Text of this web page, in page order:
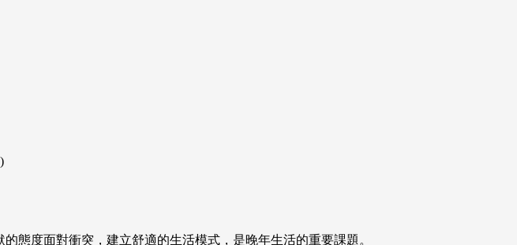
態度面對衝突，建立舒適的生活模式，是晚年生活的重要課題。